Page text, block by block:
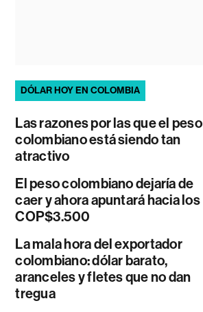
DÓLAR HOY EN COLOMBIA
Las razones por las que el peso
colombiano está siendo tan
atractivo
El peso colombiano dejaría de
caer y ahora apuntará hacia los
COP$3.500
La mala hora del exportador
colombiano: dólar barato,
aranceles y fletes que no dan
tregua